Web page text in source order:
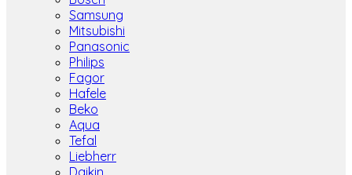
Samsung
Mitsubishi
Panasonic
Philips
Fagor
Hafele
Beko
Aqua
Tefal
Liebherr
Daikin